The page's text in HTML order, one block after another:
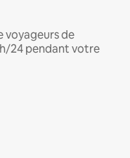
voyageurs de
24 pendant votre